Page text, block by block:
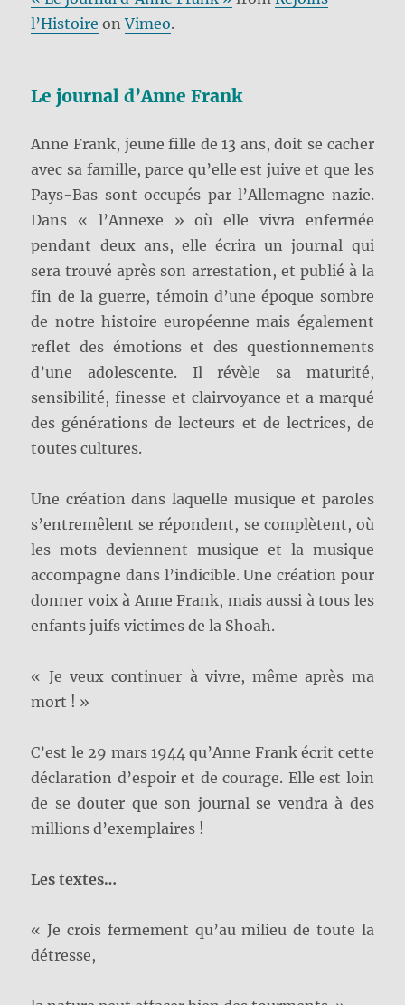
l’Histoire onVimeo.
Le journal d’Anne Frank
Anne Frank, jeune fille de 13 ans, doit se cacher
avec sa famille, parce qu’elle est juive et que les
Pays-Bas sont occupés par l’Allemagne nazie.
Dans « l’Annexe » où elle vivra enfermée
pendant deux ans, elle écrira un journal qui
sera trouvé après son arrestation, et publié à la
fin de la guerre, témoin d’une époque sombre
de notre histoire européenne mais également
reflet des émotions et des questionnements
d’une adolescente. Il révèle sa maturité,
sensibilité, finesse et clairvoyance et a marqué
des générations de lecteurs et de lectrices, de
toutes cultures.
Une création dans laquelle musique et paroles
s’entremêlent se répondent, se complètent, où
les mots deviennent musique et la musique
accompagne dans l’indicible. Une création pour
donner voix à Anne Frank, mais aussi à tous les
enfants juifs victimes de la Shoah.
« Je veux continuer à vivre, même après ma
mort ! »
C’est le 29 mars 1944 qu’Anne Frank écrit cette
déclaration d’espoir et de courage. Elle est loin
de se douter que son journal se vendra à des
millions d’exemplaires !
Les textes…
« Je crois fermement qu’au milieu de toute la
détresse,